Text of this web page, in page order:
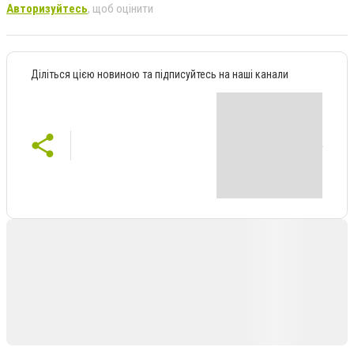
Авторизуйтесь, щоб оцінити
Діліться цією новиною та підписуйтесь на наші канали